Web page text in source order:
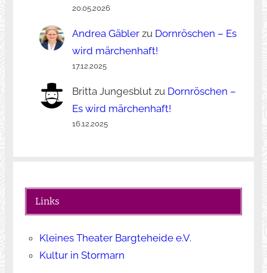
20.05.2026
Andrea Gäblerzu Dornröschen – Es
wird märchenhaft!
17.12.2025
Britta Jungesblutzu Dornröschen –
Es wird märchenhaft!
16.12.2025
Links
Kleines Theater Bargteheide e.V.
Kultur in Stormarn